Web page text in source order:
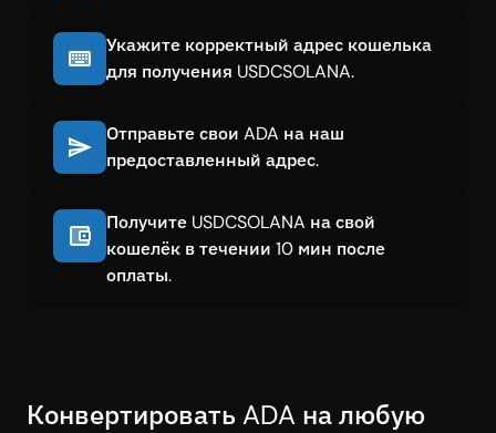
Укажите корректный адрес кошелька
для получения USDCSOLANA.
Отправьте свои ADA на наш
предоставленный адрес.
Получите USDCSOLANA на свой
кошелёк в течении 10 мин после
оплаты.
Конвертировать ADA на любую